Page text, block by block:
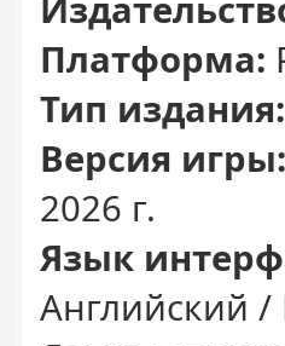
Платформа:
Тип издания:
Версия игры:
2026 г.
Язык
Английский /